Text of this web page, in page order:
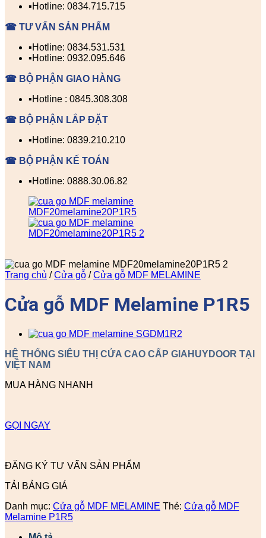
▪️Hotline: 0834.715.715
☎ TƯ VẤN SẢN PHẨM
▪️Hotline: 0834.531.531
▪️Hotline: 0932.095.646
☎ BỘ PHẬN GIAO HÀNG
▪️Hotline : 0845.308.308
☎ BỘ PHẬN LẮP ĐẶT
▪️Hotline: 0839.210.210
☎ BỘ PHẬN KẾ TOÁN
▪️Hotline: 0888.30.06.82
Trang chủ / Cửa gỗ / Cửa gỗ MDF MELAMINE
Cửa gỗ MDF Melamine P1R5
HỆ THỐNG SIÊU THỊ CỬA CAO CẤP GIAHUYDOOR TẠI
VIỆT NAM
MUA HÀNG NHANH
GỌI NGAY
ĐĂNG KÝ TƯ VẤN SẢN PHẨM
TẢI BẢNG GIÁ
Danh mục: Cửa gỗ MDF MELAMINE Thẻ: Cửa gỗ MDF
Melamine P1R5